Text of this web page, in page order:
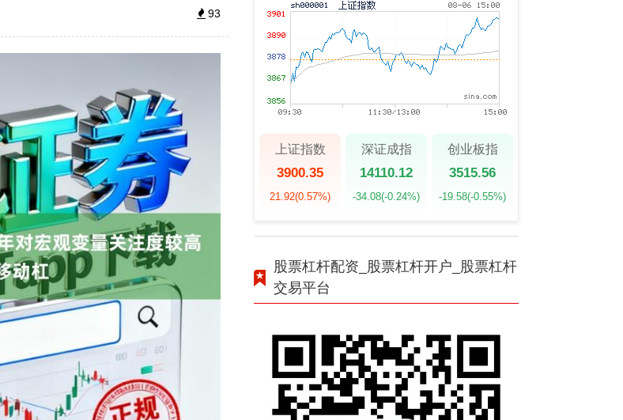
93
上证指数
3900.35
21.92(0.57%)
深证成指
14110.12
-34.08(-0.24%)
创业板指
3515.56
-19.58(-0.55%)
股票杠杆配资_股票杠杆开户_股票杠杆
交易平台